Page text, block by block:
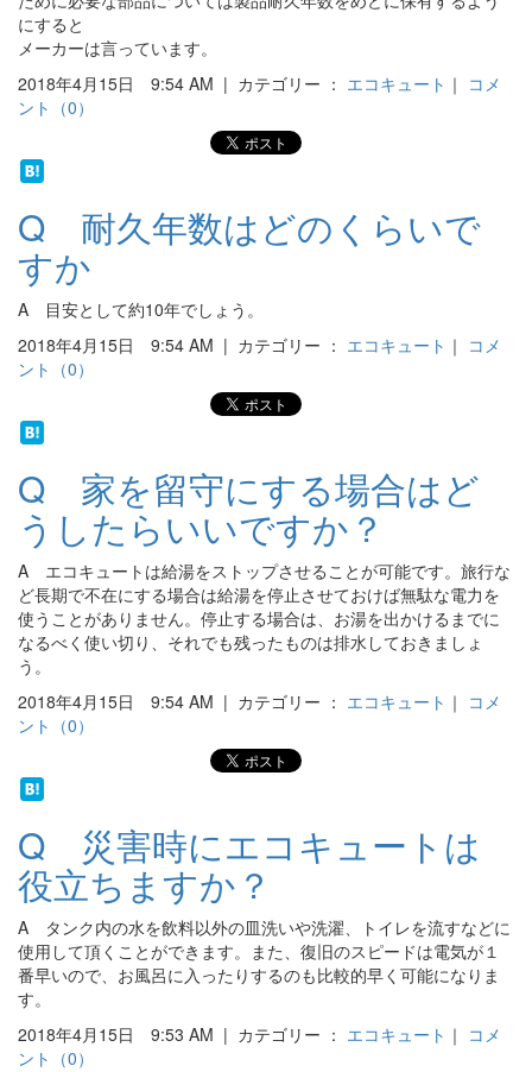
にすると
メーカーは言っています。
2018年4月15日 9:54 AM | カテゴリー ： エコキュート ｜ コメ
ント（0）
Q 耐久年数はどのくらいで
すか
A 目安として約10年でしょう。
2018年4月15日 9:54 AM | カテゴリー ： エコキュート ｜ コメ
ント（0）
Q 家を留守にする場合はど
うしたらいいですか？
A エコキュートは給湯をストップさせることが可能です。旅行な
ど長期で不在にする場合は給湯を停止させておけば無駄な電力を
使うことがありません。停止する場合は、お湯を出かけるまでに
なるべく使い切り、それでも残ったものは排水しておきましょ
う。
2018年4月15日 9:54 AM | カテゴリー ： エコキュート ｜ コメ
ント（0）
Q 災害時にエコキュートは
役立ちますか？
A タンク内の水を飲料以外の皿洗いや洗濯、トイレを流すなどに
使用して頂くことができます。また、復旧のスピードは電気が１
番早いので、お風呂に入ったりするのも比較的早く可能になりま
す。
2018年4月15日 9:53 AM | カテゴリー ： エコキュート ｜ コメ
ント（0）